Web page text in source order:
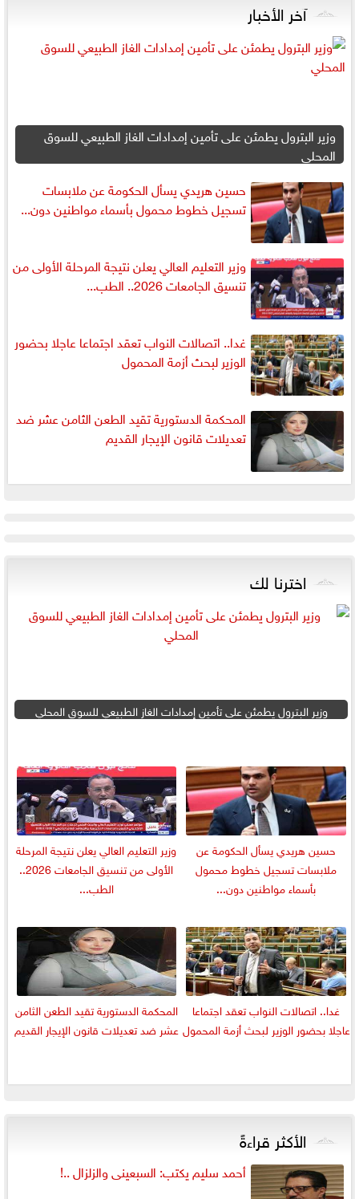
آخر الأخبار
وزير البترول يطمئن على تأمين إمدادات الغاز الطبيعي للسوق
المحلي
حسين هريدي يسأل الحكومة عن ملابسات
تسجيل خطوط محمول بأسماء مواطنين دون...
وزير التعليم العالي يعلن نتيجة المرحلة الأولى من
تنسيق الجامعات 2026.. الطب...
غدا.. اتصالات النواب تعقد اجتماعا عاجلا بحضور
الوزير لبحث أزمة المحمول
المحكمة الدستورية تقيد الطعن الثامن عشر ضد
تعديلات قانون الإيجار القديم
اخترنا لك
وزير البترول يطمئن على تأمين إمدادات الغاز الطبيعي للسوق المحلي
حسين هريدي يسأل الحكومة عن
ملابسات تسجيل خطوط محمول
بأسماء مواطنين دون...
وزير التعليم العالي يعلن نتيجة المرحلة
الأولى من تنسيق الجامعات 2026..
الطب...
غدا.. اتصالات النواب تعقد اجتماعا
عاجلا بحضور الوزير لبحث أزمة المحمول
المحكمة الدستورية تقيد الطعن الثامن
عشر ضد تعديلات قانون الإيجار القديم
الأكثر قراءةً
أحمد سليم يكتب: السبعينى والزلزال ..!